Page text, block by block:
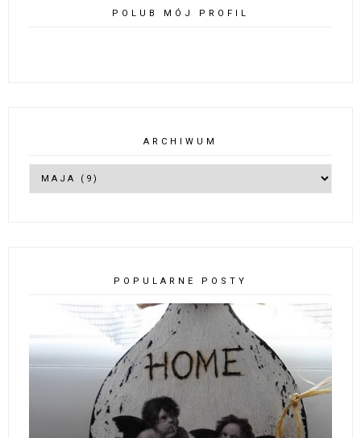
POLUB MÓJ PROFIL
ARCHIWUM
POPULARNE POSTY